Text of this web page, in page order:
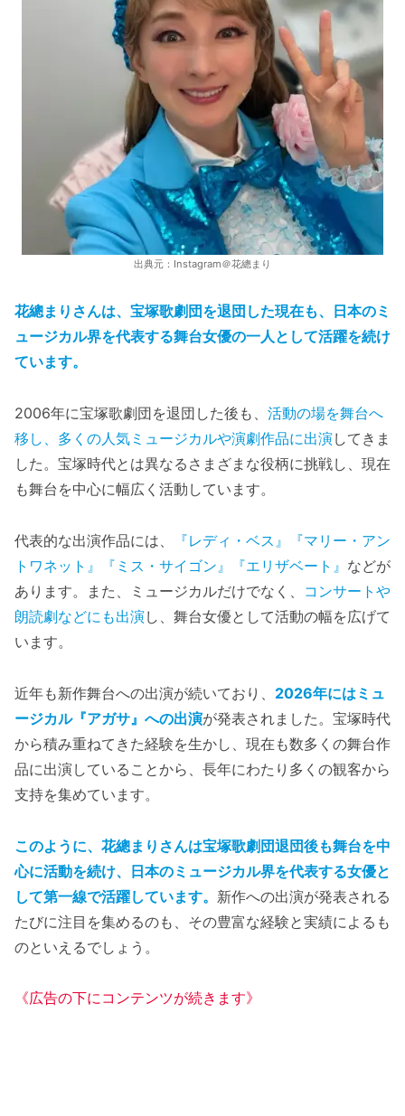
出典元：Instagram＠花總まり
花總まりさんは、宝塚歌劇団を退団した現在も、日本のミ
ュージカル界を代表する舞台女優の一人として活躍を続け
ています。
2006年に宝塚歌劇団を退団した後も、 活動の場を舞台へ
移し、多くの人気ミュージカルや演劇作品に出演してきま
した。宝塚時代とは異なるさまざまな役柄に挑戦し、現在
も舞台を中心に幅広く活動しています。
代表的な出演作品には、
『レディ・ベス』『マリー・アン
トワネット』『ミス・サイゴン』『エリザベート』 などが
あります。また、ミュージカルだけでなく、 コンサートや
朗読劇などにも出演し、舞台女優として活動の幅を広げて
います。
近年も新作舞台への出演が続いており、 2026年にはミュ
ージカル『アガサ』への出演が発表されました。宝塚時代
から積み重ねてきた経験を生かし、現在も数多くの舞台作
品に出演していることから、長年にわたり多くの観客から
支持を集めています。
このように、花總まりさんは宝塚歌劇団退団後も舞台を中
心に活動を続け、日本のミュージカル界を代表する女優と
して第一線で活躍しています。 新作への出演が発表される
たびに注目を集めるのも、その豊富な経験と実績によるも
のといえるでしょう。
《広告の下にコンテンツが続きます》